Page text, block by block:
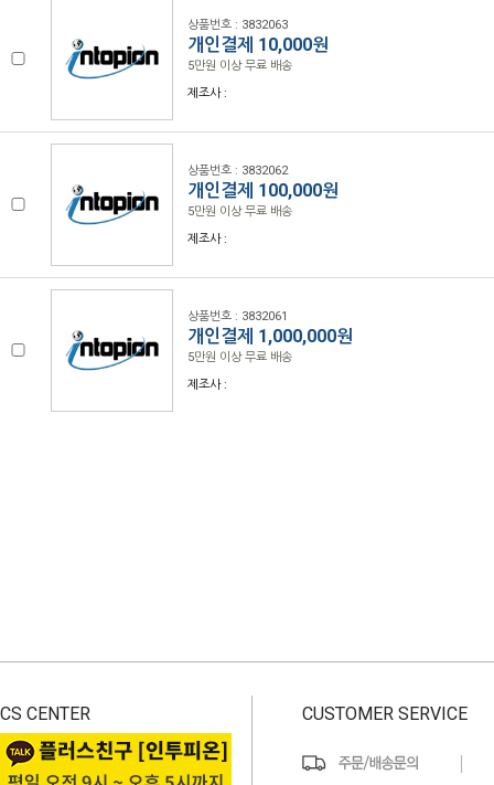
상품번호 : 3832063
개인결제 10,000원
5만원 이상 무료 배송
제조사 :
상품번호 : 3832062
개인결제 100,000원
5만원 이상 무료 배송
제조사 :
상품번호 : 3832061
개인결제 1,000,000원
5만원 이상 무료 배송
제조사 :
CS CENTER CUSTOMER SERVICE